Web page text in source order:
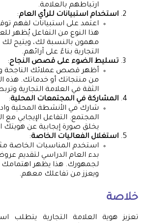
ارتباطهم بالعلامة.
استخدام استبيانات للرأي العام:
اعتمد على استبيانات لفهم
هذا النوع من التفاعل يُظهر
مهمون بالنسبة لك، ويتيح لك
التجارية بناءً على آرائهم.
تسليط الضوء على قصص النجاح:
أظهر قصص عملائك الناجحة
من منتجاتك أو خدماتك. هذه
الثقة في العلامة التجارية
المشاركة في المجتمعات المحلية:
شارك في الأنشطة المحلية
المجتمع. التفاعل الإيجابي مع
يخلق صورة إيجابية عن هويتك
استغلال الفعاليات الخاصة:
استخدم المناسبات الخاصة
بدء العام الدراسي لتقديم
لجمهورك. هذا يظهر اهتمامك
ويعزز من تفاعلك معهم.
خلاصة
تعزيز هوية العلامة التجارية يتطلب